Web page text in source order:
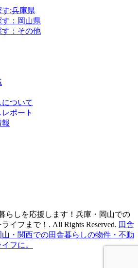
:兵庫県
：岡山県
す：その他
ついて
ポート
らしを応援します！兵庫・岡山での
イフまで！. All Rights Reserved. 田舎
・関西での田舎暮らしの物件・不動
フに。